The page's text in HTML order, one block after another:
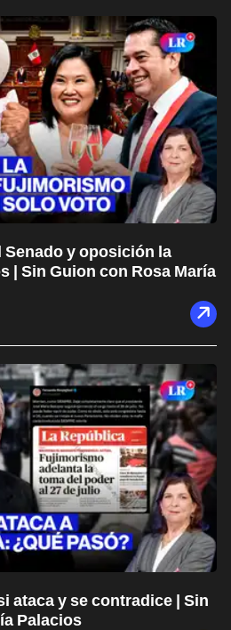
y oposición la
| Sin Guion con Rosa María
ataca y se contradice | Sin
Palacios